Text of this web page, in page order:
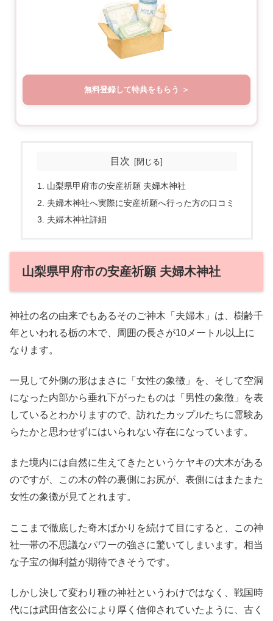
無料登録して特典をもらう
目次
山梨県甲府市の安産祈願 夫婦木神社
夫婦木神社へ実際に安産祈願へ行った方の口コミ
夫婦木神社詳細
山梨県甲府市の安産祈願 夫婦木神社
神社の名の由来でもあるそのご神木「夫婦木」は、樹齢千
年といわれる栃の木で、周囲の長さが10メートル以上に
なります。
一見して外側の形はまさに「女性の象徴」を、そして空洞
になった内部から垂れ下がったものは「男性の象徴」を表
しているとわかりますので、訪れたカップルたちに霊験あ
らたかと思わせずにはいられない存在になっています。
また境内には自然に生えてきたというケヤキの大木がある
のですが、この木の幹の裏側にお尻が、表側にはまたまた
女性の象徴が見てとれます。
ここまで徹底した奇木ばかりを続けて目にすると、この神
社一帯の不思議なパワーの強さに驚いてしまいます。相当
な子宝の御利益が期待できそうです。
しかし決して変わり種の神社というわけではなく、戦国時
代には武田信玄公により厚く信仰されていたように、古く